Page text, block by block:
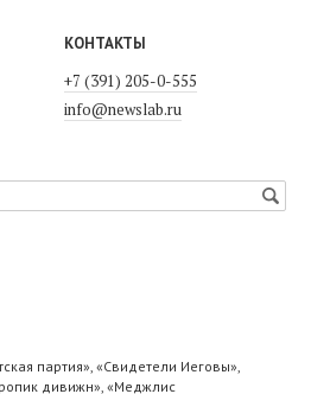
КОНТАКТЫ
+7 (391) 205-0-555
info@newslab.ru
партия», «Свидетели Иеговы»,
дивижн», «Меджлис